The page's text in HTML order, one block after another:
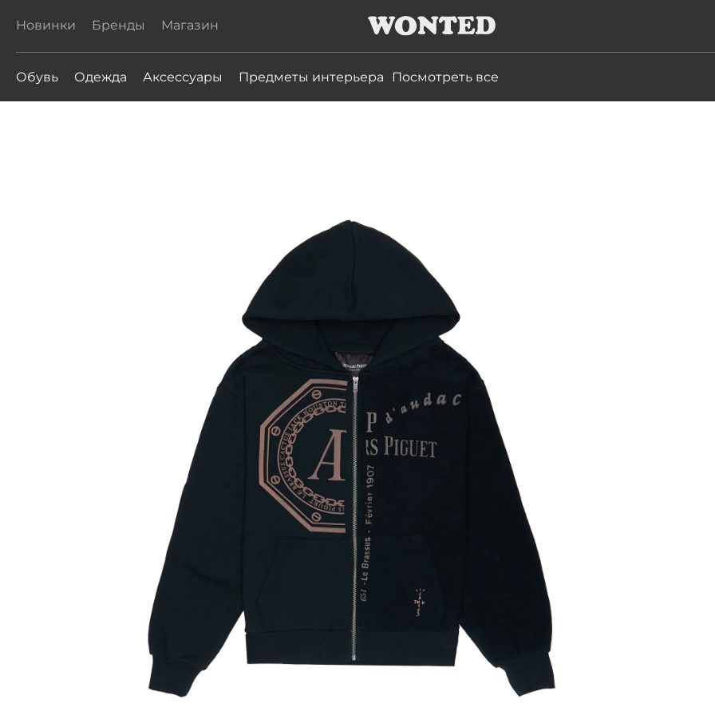
Новинки Бренды Магазин
Обувь Одежда Аксессуары Предметы интерьера Посмотреть все